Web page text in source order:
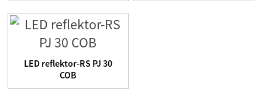
LED reflektor-RS PJ 30
COB